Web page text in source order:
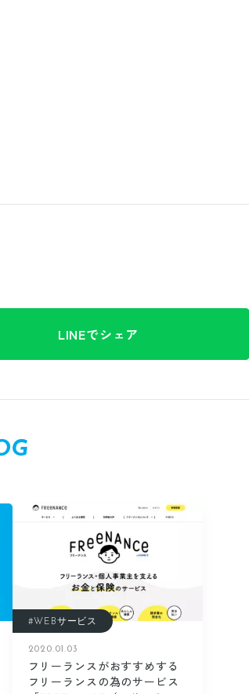
LINEでシェア
#WEBサービス
2020.01.03
フリーランスがおすすめする
フリーランスの為のサービス